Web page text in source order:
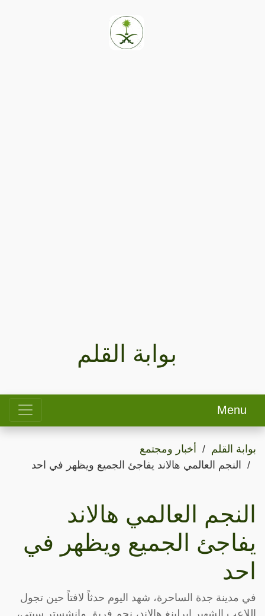
بوابة القلم
Menu
بوابة القلم
أخبار ومجتمع
النجم العالمي هالاند يفاجئ الجميع ويظهر في احد
النجم العالمي هالاند
يفاجئ الجميع ويظهر في
احد
في مدينة جدة الساحرة، شهد اليوم حدثاً لافتاً حين تجول